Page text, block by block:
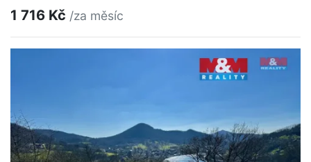
1 716 Kč /za měsíc